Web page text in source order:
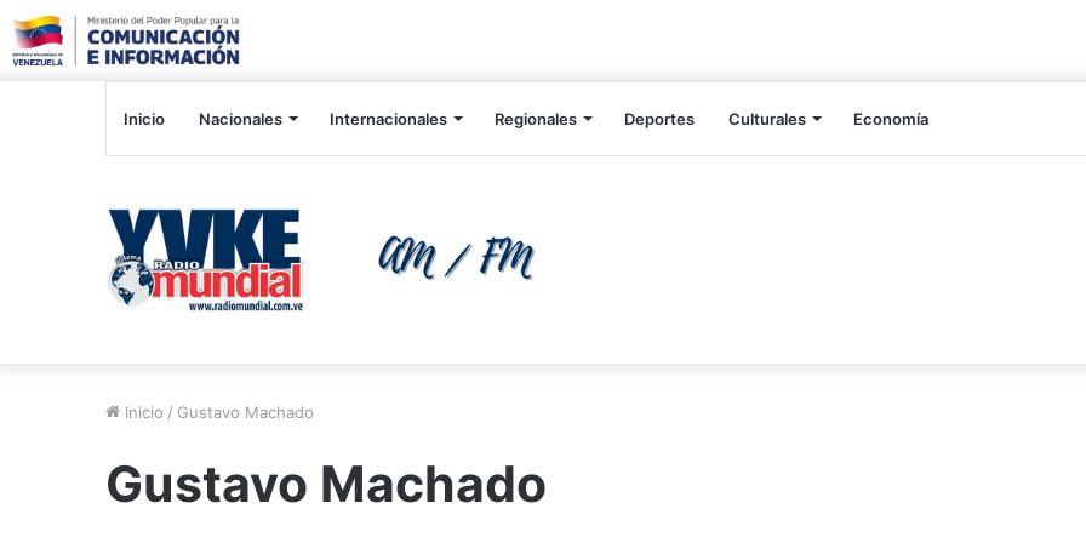
Inicio Nacionales Internacionales Regionales Deportes Culturales Economía
Inicio / Gustavo Machado
Gustavo Machado